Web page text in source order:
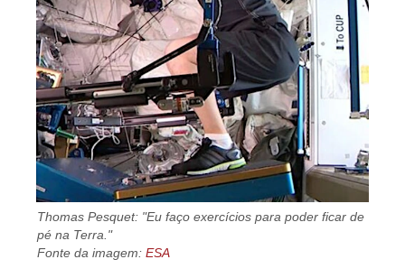
Thomas Pesquet: "Eu faço exercícios para poder ficar de
pé na Terra."
Fonte da imagem:ESA